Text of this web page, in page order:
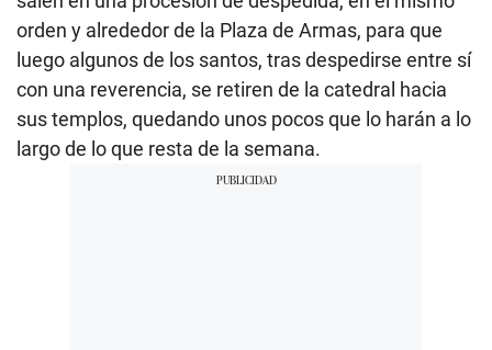
orden y alrededor de la Plaza de Armas, para que
luego algunos de los santos, tras despedirse entre sí
con una reverencia, se retiren de la catedral hacia
sus templos, quedando unos pocos que lo harán a lo
largo de lo que resta de la semana.